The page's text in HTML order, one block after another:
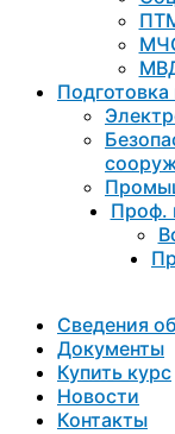
Подготовка
Проф.
Сведения
Документы
Купить курс
Новости
Контакты